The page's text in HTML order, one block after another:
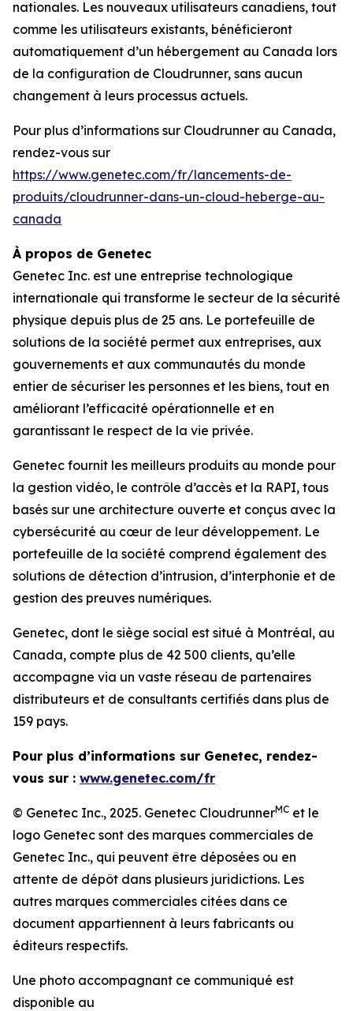
nationales. Les nouveaux utilisateurs canadiens, tout
comme les utilisateurs existants, bénéficieront
automatiquement d’un hébergement au Canada lors
de la configuration de Cloudrunner, sans aucun
changement à leurs processus actuels.
Pour plus d’informations sur Cloudrunner au Canada,
rendez-vous sur
https://www.genetec.com/fr/lancements-de-
produits/cloudrunner-dans-un-cloud-heberge-au-
canada
À propos de Genetec
Genetec Inc. est une entreprise technologique
internationale qui transforme le secteur de la sécurité
physique depuis plus de 25 ans. Le portefeuille de
solutions de la société permet aux entreprises, aux
gouvernements et aux communautés du monde
entier de sécuriser les personnes et les biens, tout en
améliorant l’efficacité opérationnelle et en
garantissant le respect de la vie privée.
Genetec fournit les meilleurs produits au monde pour
la gestion vidéo, le contrôle d’accès et la RAPI, tous
basés sur une architecture ouverte et conçus avec la
cybersécurité au cœur de leur développement. Le
portefeuille de la société comprend également des
solutions de détection d’intrusion, d’interphonie et de
gestion des preuves numériques.
Genetec, dont le siège social est situé à Montréal, au
Canada, compte plus de 42 500 clients, qu’elle
accompagne via un vaste réseau de partenaires
distributeurs et de consultants certifiés dans plus de
159 pays.
Pour plus d’informations sur Genetec, rendez-
vous sur : www.genetec.com/fr
© Genetec Inc., 2025. Genetec CloudrunnerMC et le
logo Genetec sont des marques commerciales de
Genetec Inc., qui peuvent être déposées ou en
attente de dépôt dans plusieurs juridictions. Les
autres marques commerciales citées dans ce
document appartiennent à leurs fabricants ou
éditeurs respectifs.
Une photo accompagnant ce communiqué est
disponible au